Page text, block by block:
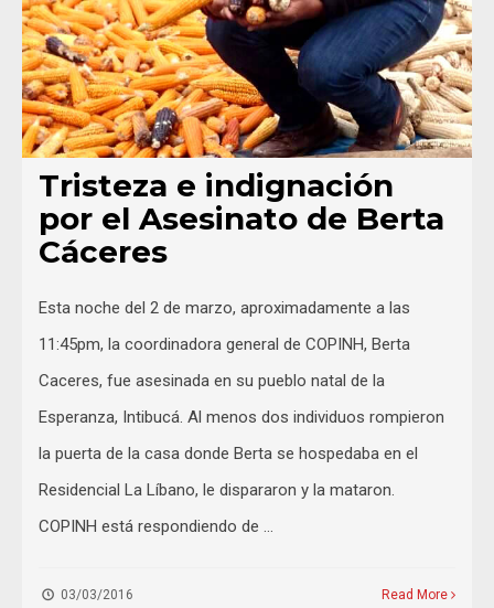
Tristeza e indignación
por el Asesinato de Berta
Cáceres
Esta noche del 2 de marzo, aproximadamente a las
11:45pm, la coordinadora general de COPINH, Berta
Caceres, fue asesinada en su pueblo natal de la
Esperanza, Intibucá. Al menos dos individuos rompieron
la puerta de la casa donde Berta se hospedaba en el
Residencial La Líbano, le dispararon y la mataron.
COPINH está respondiendo de …
03/03/2016 Read More